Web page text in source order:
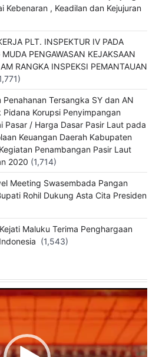
Kebenaran , Keadilan dan Kejujuran
PLT. INSPEKTUR IV PADA
PENGAWASAN KEJAKSAAN
RANGKA INSPEKSI PEMANTAUAN
Tersangka SY dan AN
Pidana Korupsi Penyimpangan
Pasar / Harga Dasar Pasir Laut pada
Keuangan Daerah Kabupaten
Penambangan Pasir Laut
2020 (1,714)
Meeting Swasembada Pangan
Rohil Dukung Asta Cita Presiden
Maluku Terima Penghargaan
(1,543)